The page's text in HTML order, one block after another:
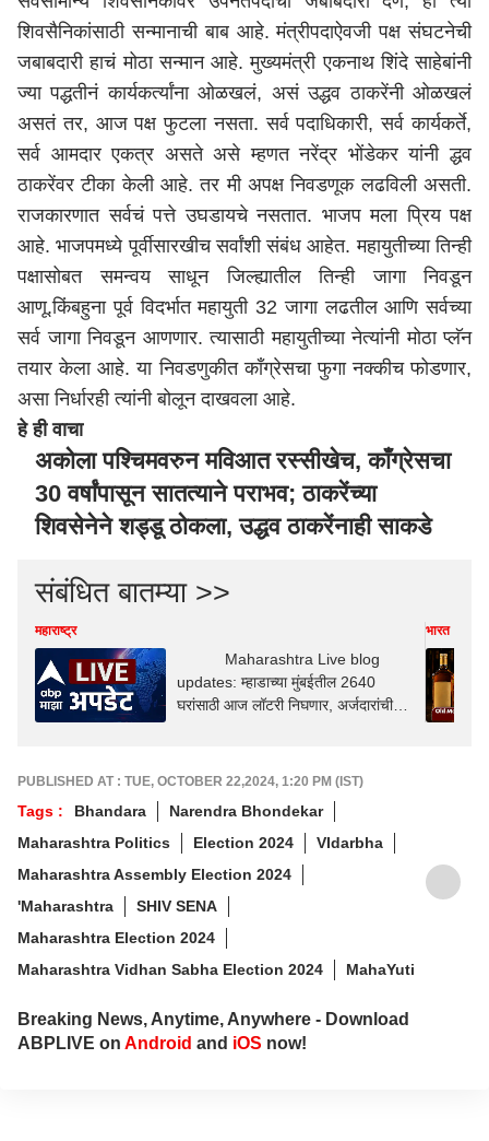
शिवसैनिकांसाठी सन्मानाची बाब आहे. मंत्रीपदाऐवजी पक्ष संघटनेची
जबाबदारी हाचं मोठा सन्मान आहे. मुख्यमंत्रीएकनाथ शिंदेसाहेबांनी
ज्या पद्धतीनं कार्यकर्त्यांना ओळखलं, असं उद्धव ठाकरेंनी ओळखलं
असतं तर, आज पक्ष फुटला नसता. सर्व पदाधिकारी, सर्व कार्यकर्ते,
सर्व आमदार एकत्र असते असे म्हणत नरेंद्र भोंडेकर यांनी द्धव
ठाकरेंवर टीका केली आहे. तर मी अपक्ष निवडणूक लढविली असती.
राजकारणात सर्वचं पत्ते उघडायचे नसतात. भाजप मला प्रिय पक्ष
आहे. भाजपमध्ये पूर्वीसारखीच सर्वांशी संबंध आहेत. महायुतीच्या तिन्ही
पक्षासोबत समन्वय साधून जिल्ह्यातील तिन्ही जागा निवडून
आणू.किंबहुना पूर्व विदर्भात महायुती 32 जागा लढतील आणि सर्वच्या
सर्व जागा निवडून आणणार. त्यासाठी महायुतीच्या नेत्यांनी मोठा प्लॅन
तयार केला आहे. या निवडणुकीत काँग्रेसचा फुगा नक्कीच फोडणार,
असा निर्धारही त्यांनी बोलून दाखवला आहे.
हे ही वाचा
अकोला पश्चिमवरुन मविआत रस्सीखेच, काँग्रेसचा
30 वर्षांपासून सातत्याने पराभव; ठाकरेंच्या
शिवसेनेने शड्डू ठोकला, उद्धव ठाकरेंनाही साकडे
संबंधित बातम्या >>
महाराष्ट्र
Maharashtra Live blog
updates: म्हाडाच्या मुंबईतील 2640
घरांसाठी आज लॉटरी निघणार, अर्जदारांची
भारत
PUBLISHED AT : TUE, OCTOBER 22,2024, 1:20 PM (IST)
Tags : Bhandara
Narendra Bhondekar
Maharashtra Politics
Election 2024
VIdarbha
Maharashtra Assembly Election 2024
'Maharashtra
SHIV SENA
Maharashtra Election 2024
Maharashtra Vidhan Sabha Election 2024
MahaYuti
Breaking News, Anytime, Anywhere - Download
ABPLIVE on Android and iOS now!